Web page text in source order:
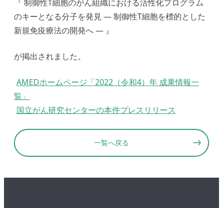
『 制御性T細胞のがん組織における活性化プログラム
のキーとなる分子を発見 ― 制御性T細胞を標的とした
新規免疫療法の開発へ ― 』
が掲出されました。
AMEDホームページ「2022（令和4）年 成果情報一
覧」
国立がん研究センターの本件プレスリリース
一覧へ戻る